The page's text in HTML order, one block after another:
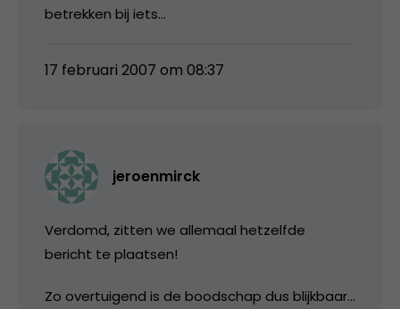
betrekken bij iets…
17 februari 2007 om 08:37
jeroenmirck
Verdomd, zitten we allemaal hetzelfde
bericht te plaatsen!
Zo overtuigend is de boodschap dus blijkbaar…